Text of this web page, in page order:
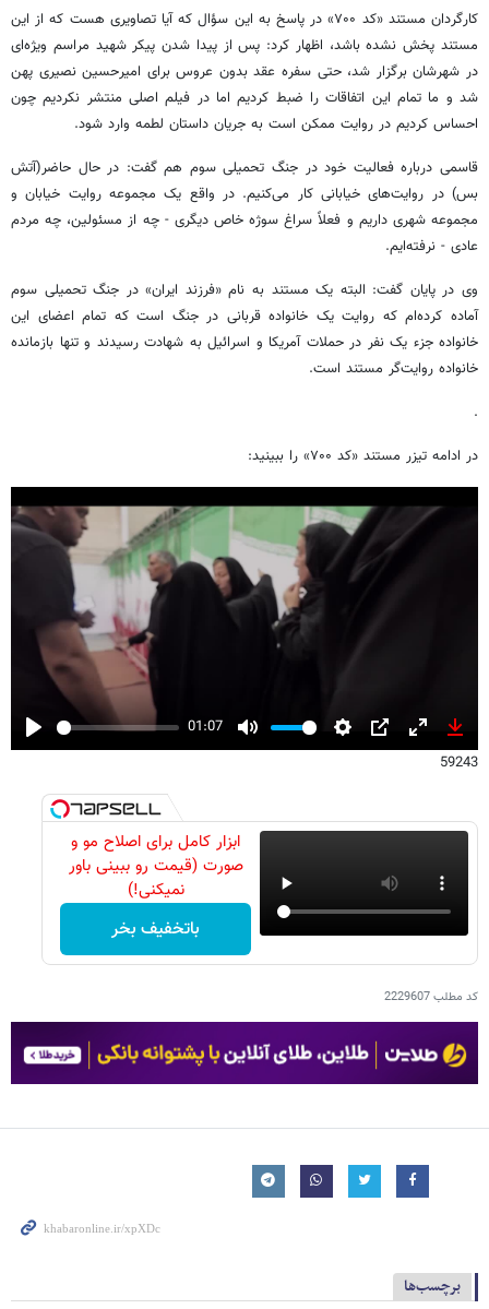
کارگردان مستند «کد ۷۰۰» در پاسخ به این سؤال که آیا تصاویری هست که از این
مستند پخش نشده باشد، اظهار کرد: پس از پیدا شدن پیکر شهید مراسم ویژه‌ای
در شهرشان برگزار شد، حتی سفره عقد بدون عروس برای امیرحسین نصیری پهن
شد و ما تمام این‌ اتفاقات را ضبط کردیم اما در فیلم اصلی منتشر نکردیم چون
احساس کردیم در روایت ممکن است به جریان داستان لطمه وارد شود.
قاسمی درباره فعالیت‌ خود در جنگ تحمیلی سوم هم گفت: در حال حاضر(آتش
بس) در روایت‌های خیابانی کار می‌کنیم. در واقع یک مجموعه روایت خیابان و
مجموعه شهری داریم و فعلاً سراغ سوژه خاص دیگری - چه از مسئولین، چه مردم
عادی - نرفته‌ایم.
وی در پایان گفت: البته یک مستند به نام «فرزند ایران» در جنگ تحمیلی سوم
آماده کرده‌ام که روایت یک خانواده قربانی در جنگ است که تمام اعضای این
خانواده جزء یک نفر در حملات آمریکا و اسرائیل به شهادت رسیدند و تنها بازمانده
خانواده روایت‌گر مستند است.
.
در ادامه تیزر مستند «کد ۷۰۰» را ببینید:
Play
01:07
Mute
Settings
PIP
Enter
fullscreen
59243
ابزار کامل برای اصلاح مو و
صورت (قیمت رو ببینی باور
نمیکنی!)
باتخفیف بخر
کد مطلب2229607
برچسب‌ها